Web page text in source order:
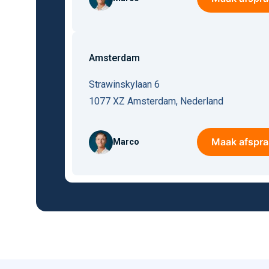
Amsterdam
Strawinskylaan 6
1077 XZ Amsterdam, Nederland
Marco Maak